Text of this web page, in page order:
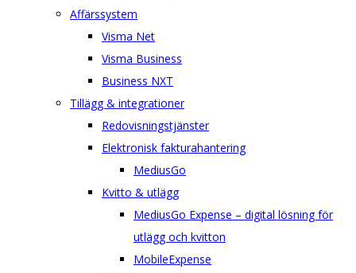
Affärssystem
Visma Net
Visma Business
Business NXT
Tillägg & integrationer
Redovisningstjänster
Elektronisk fakturahantering
MediusGo
Kvitto & utlägg
MediusGo Expense – digital lösning för
utlägg och kvitton
MobileExpense